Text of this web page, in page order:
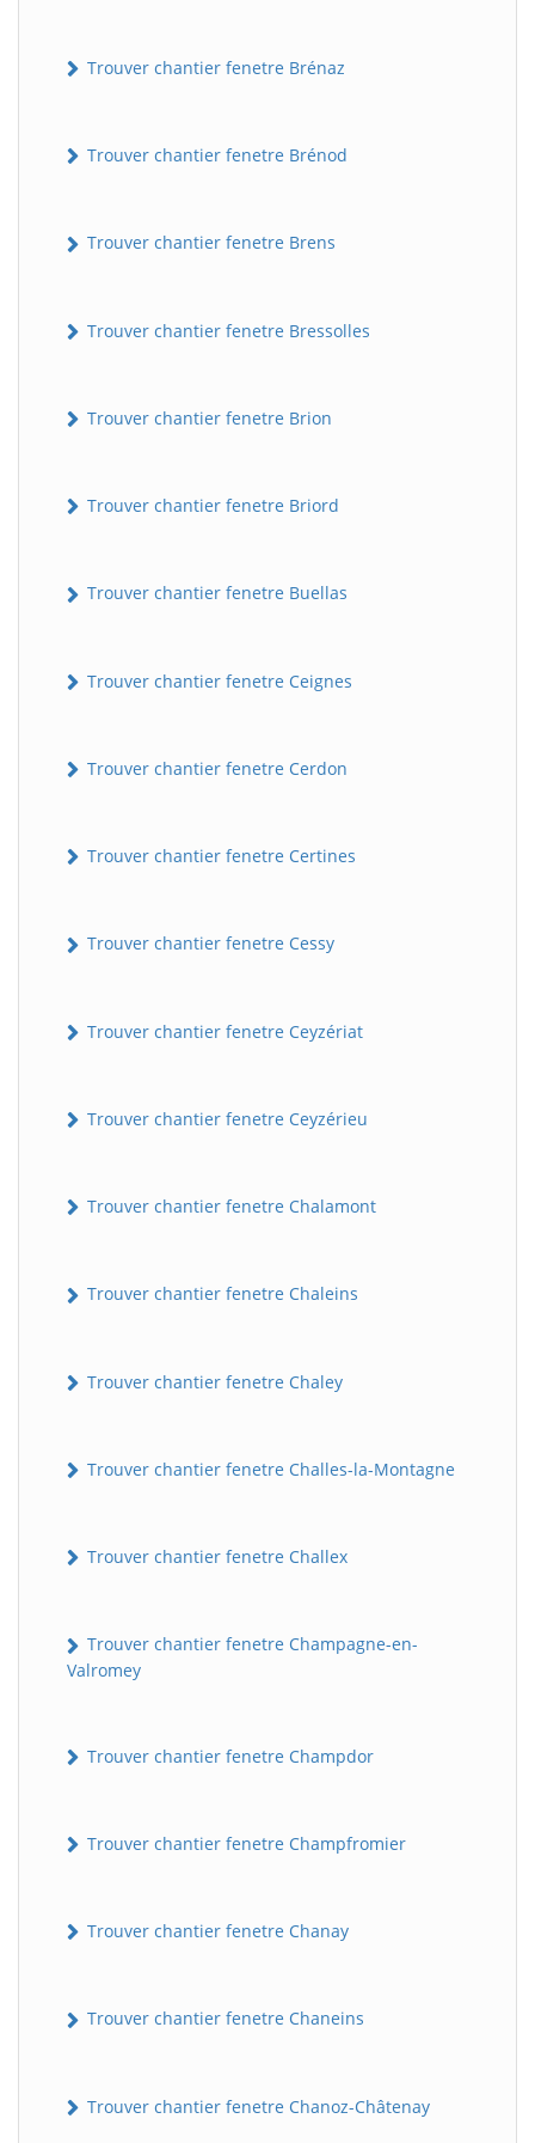
Trouver chantier fenetre Brénaz
Trouver chantier fenetre Brénod
Trouver chantier fenetre Brens
Trouver chantier fenetre Bressolles
Trouver chantier fenetre Brion
Trouver chantier fenetre Briord
Trouver chantier fenetre Buellas
Trouver chantier fenetre Ceignes
Trouver chantier fenetre Cerdon
Trouver chantier fenetre Certines
Trouver chantier fenetre Cessy
Trouver chantier fenetre Ceyzériat
Trouver chantier fenetre Ceyzérieu
Trouver chantier fenetre Chalamont
Trouver chantier fenetre Chaleins
Trouver chantier fenetre Chaley
Trouver chantier fenetre Challes-la-Montagne
Trouver chantier fenetre Challex
Trouver chantier fenetre Champagne-en-
Valromey
Trouver chantier fenetre Champdor
Trouver chantier fenetre Champfromier
Trouver chantier fenetre Chanay
Trouver chantier fenetre Chaneins
Trouver chantier fenetre Chanoz-Châtenay